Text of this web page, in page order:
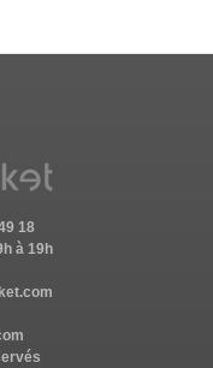
18
à 19h